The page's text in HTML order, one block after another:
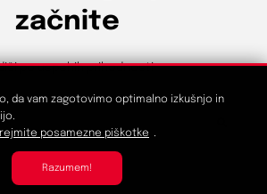
začnite
po uspehih prihodnosti
da vam zagotovimo optimalno izkušnjo in
posamezne piškotke .
Razumem!